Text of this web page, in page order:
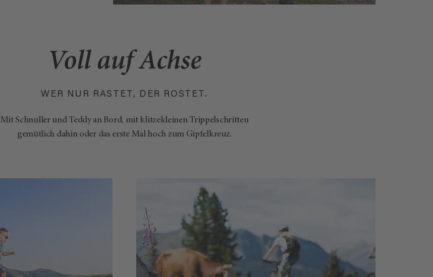
Voll auf Achse
WER NUR RASTET, DER ROSTET.
Mit Schnuller und Teddy an Bord, mit klitzekleinen Trippelschritten
gemütlich dahin oder das erste Mal hoch zum Gipfelkreuz.